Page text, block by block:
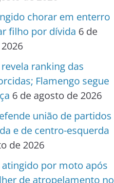
chorar em enterro
filho por dívida 6 de
ranking das
Flamengo segue
6 de agosto de 2026
união de partidos
e de centro-esquerda
de 2026
por moto após
de atropelamento no